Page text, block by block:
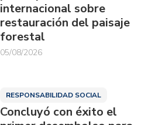
internacional sobre
restauración del paisaje
forestal
05/08/2026
RESPONSABILIDAD SOCIAL
Concluyó con éxito el